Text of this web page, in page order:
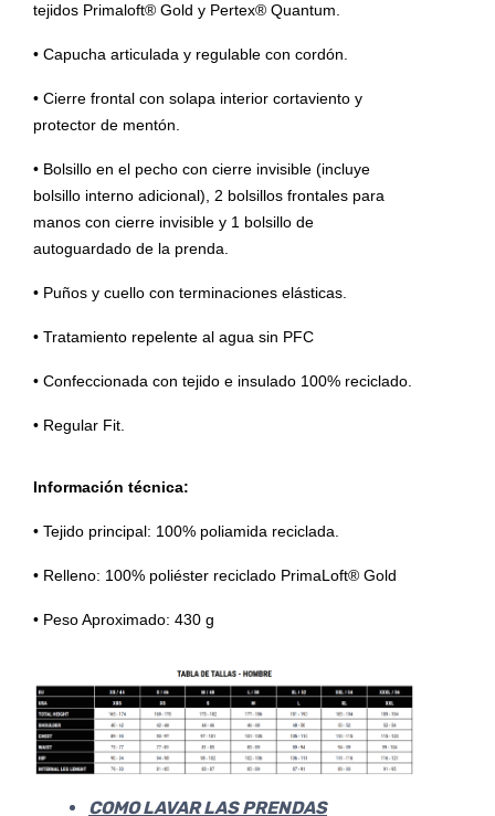
tejidos Primaloft® Gold y Pertex® Quantum.
• Capucha articulada y regulable con cordón.
• Cierre frontal con solapa interior cortaviento y
protector de mentón.
• Bolsillo en el pecho con cierre invisible (incluye
bolsillo interno adicional), 2 bolsillos frontales para
manos con cierre invisible y 1 bolsillo de
autoguardado de la prenda.
• Puños y cuello con terminaciones elásticas.
• Tratamiento repelente al agua sin PFC
• Confeccionada con tejido e insulado 100% reciclado.
• Regular Fit.
Información técnica:
• Tejido principal: 100% poliamida reciclada.
• Relleno: 100% poliéster reciclado PrimaLoft® Gold
• Peso Aproximado: 430 g
COMO LAVAR LAS PRENDAS